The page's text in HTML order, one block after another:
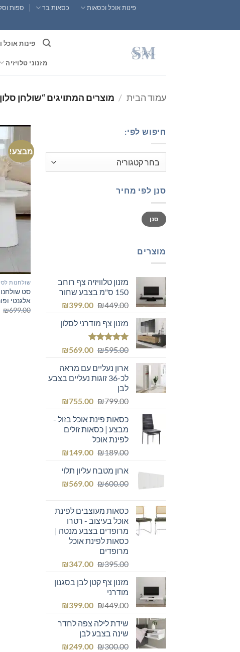
content
פינות אוכל וכסאות כסאות בר ספות
פינות אוכל
מזנוני טלויזיה
עמוד הבית / מוצרים המתויגים “שולחן
חיפוש לפי:
סנן לפי מחיר
מחיר
מינימלי
מחיר
מקסימלי
סנן
מוצרים
מזנון טלוויזיה צף רוחב
150 ס"מ בצבע שחור
₪449.00
המחיר
היה:
₪449.00.
₪399.00
המחיר
הוא:מזנון צף מודרני לסלון
דורג5.00
₪595.00
המחיר
היה:
₪595.00.
₪569.00
המחיר
הוא:
₪569.00.
ארון נעליים עם מראה
לכ-36 זוגות נעליים בצבע
לבן
₪799.00
המחיר
היה:
₪799.00.
₪755.00
המחיר
הוא:
כסאות פינת אוכל בזול -
מבצע | כסאות זולים
לפינת אוכל
₪189.00
המחיר
היה:
₪189.00.
₪149.00
המחיר
הוא:
₪149.00.
ארון מטבח עליון תלוי
₪600.00
המחיר
₪600.00.
₪569.00
המחיר
₪569.00.כסאות מעוצבים לפינת
אוכל בעיצוב - רטרו
מרופדים בצבע מנטה |
כסאות לפינת אוכל
מרופדים
₪395.00
המחיר
היה:
₪347.00
המחיר
הוא:
מזנון צף קטן לבן בסגנון
מודרני
₪449.00
המחיר
היה:
₪449.00.
₪399.00
המחיר
הוא:שידת לילה צפה לחדר
שינה בצבע לבן
₪300.00
המחיר ₪249.00
המחיר
מבצע!
שולחנות
סט
אלגנטי
₪699.00